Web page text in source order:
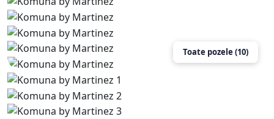
Toate pozele (10)